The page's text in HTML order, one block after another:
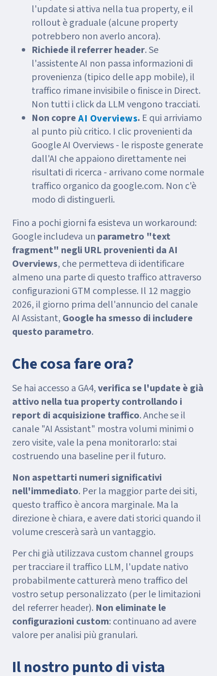
l'update si attiva nella tua property, e il
rollout è graduale (alcune property
potrebbero non averlo ancora).
Richiede il referrer header. Se
l'assistente AI non passa informazioni di
provenienza (tipico delle app mobile), il
traffico rimane invisibile o finisce in Direct.
Non tutti i click da LLM vengono tracciati.
Non copreAI Overviews. E qui arriviamo
al punto più critico. I clic provenienti da
Google AI Overviews - le risposte generate
dall'AI che appaiono direttamente nei
risultati di ricerca - arrivano come normale
traffico organico da google.com. Non c'è
modo di distinguerli.
Fino a pochi giorni fa esisteva un workaround:
Google includeva un parametro "text
fragment" negli URL provenienti da AI
Overviews, che permetteva di identificare
almeno una parte di questo traffico attraverso
configurazioni GTM complesse. Il 12 maggio
2026, il giorno prima dell'annuncio del canale
AI Assistant, Google ha smesso di includere
questo parametro.
Che cosa fare ora?
Se hai accesso a GA4,verifica se l'update è già
attivo nella tua property controllando i
report di acquisizione traffico. Anche se il
canale "AI Assistant" mostra volumi minimi o
zero visite, vale la pena monitorarlo: stai
costruendo una baseline per il futuro.
Non aspettarti numeri significativi
nell'immediato. Per la maggior parte dei siti,
questo traffico è ancora marginale. Ma la
direzione è chiara, e avere dati storici quando il
volume crescerà sarà un vantaggio.
Per chi già utilizzava custom channel groups
per tracciare il traffico LLM, l'update nativo
probabilmente catturerà meno traffico del
vostro setup personalizzato (per le limitazioni
del referrer header). Non eliminate le
configurazioni custom: continuano ad avere
valore per analisi più granulari.
Il nostro punto di vista